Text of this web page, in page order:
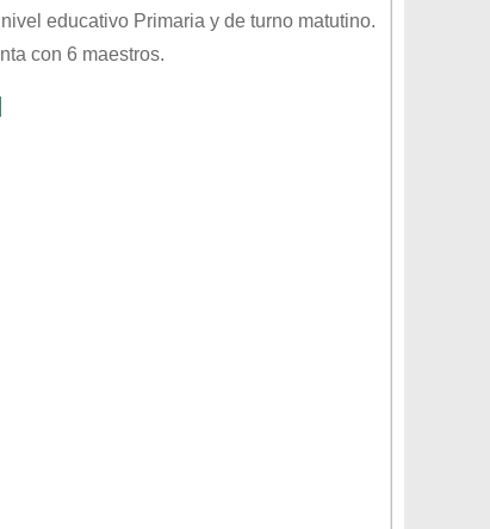
educativo Primaria y de turno matutino.
con 6 maestros.